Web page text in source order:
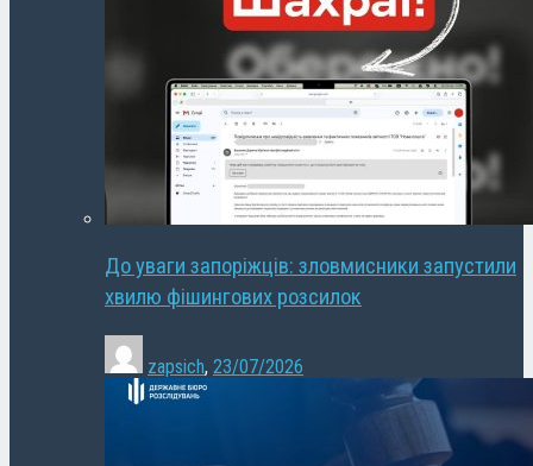
До уваги запоріжців: зловмисники запустили
хвилю фішингових розсилок
zapsich, 23/07/2026